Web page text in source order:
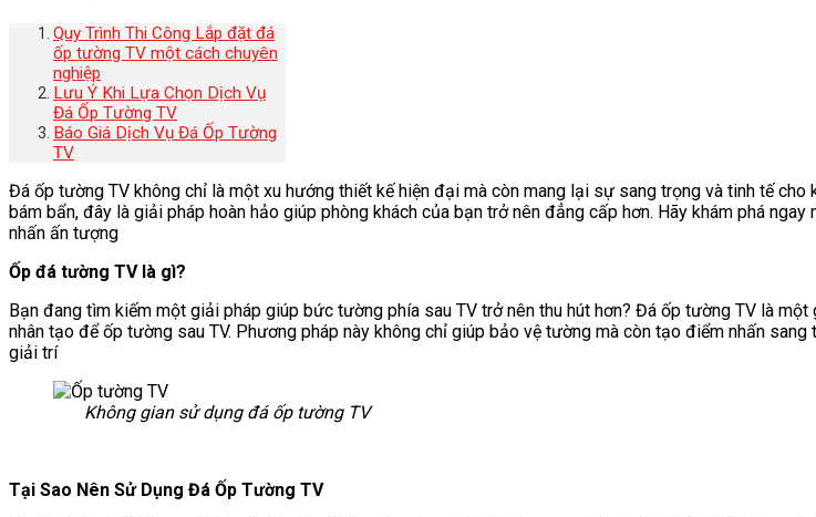
Quy Trình Thi Công Lắp đặt đá
ốp tường TV một cách chuyên
nghiệp
Lưu Ý Khi Lựa Chọn Dịch Vụ
Đá Ốp Tường TV
Báo Giá Dịch Vụ Đá Ốp Tường
TV
Đá ốp tường TV không chỉ là một xu hướng thiết kế hiện đại mà còn mang lại sự sang trọng và tinh tế
bám bẩn, đây là giải pháp hoàn hảo giúp phòng khách của bạn trở nên đẳng cấp hơn. Hãy khám phá
nhấn ấn tượng
Ốp đá tường TV là gì?
Bạn đang tìm kiếm một giải pháp giúp bức tường phía sau TV trở nên thu hút hơn? Đá ốp tường TV là
nhân tạo để ốp tường sau TV. Phương pháp này không chỉ giúp bảo vệ tường mà còn tạo điểm nhấn
giải trí
Không gian sử dụng đá ốp tường TV
Tại Sao Nên Sử Dụng Đá Ốp Tường TV